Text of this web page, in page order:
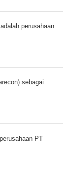
perusahaan
sebagai
PT